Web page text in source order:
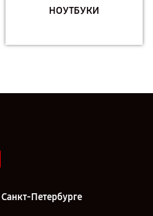
НОУТБУКИ
Петербурге